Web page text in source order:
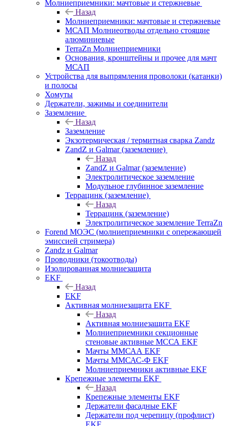
Молниеприемники: мачтовые и стержневые
Назад
Молниеприемники: мачтовые и стержневые
МСАП Молниеотводы отдельно стоящие
алюминиевые
TerraZn Молниеприемники
Основания, кронштейны и прочее для мачт
МСАП
Устройства для выпрямления проволоки (катанки)
и полосы
Хомуты
Держатели, зажимы и соединители
Заземление
Назад
Заземление
Экзотермическая / термитная сварка Zandz
ZandZ и Galmar (заземление)
Назад
ZandZ и Galmar (заземление)
Электролитическое заземление
Модульное глубинное заземление
Террацинк (заземление)
Назад
Террацинк (заземление)
Электролитическое заземление TerraZn
Forend МОЭС (молниеприемники с опережающей
эмиссией стримера)
Zandz и Galmar
Проводники (токоотводы)
Изолированная молниезащита
EKF
Назад
EKF
Активная молниезащита EKF
Назад
Активная молниезащита EKF
Молниеприемники секционные
стеновые активные МССА EKF
Мачты ММСАА EKF
Мачты ММСАС-Ф EKF
Молниеприемники активные EKF
Крепежные элементы EKF
Назад
Крепежные элементы EKF
Держатели фасадные EKF
Держатели под черепицу (профлист)
EKF